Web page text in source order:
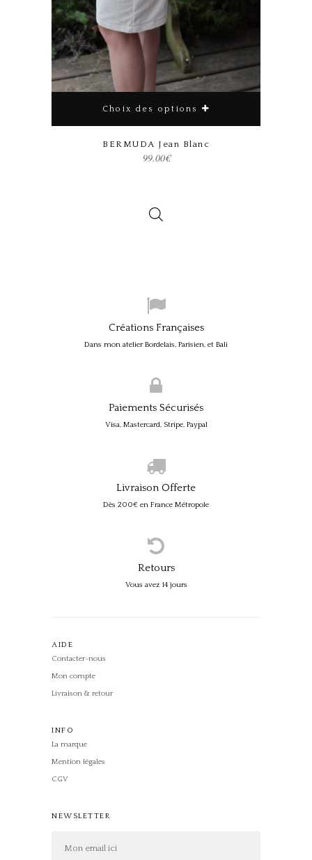
Choix des options
Ce produit a plusieurs variations. Les options peuvent être choisies sur la page du produit
BERMUDA Jean Blanc
99.00€
Créations Françaises
Dans mon atelier Bordelais, Parisien, et Bali
Paiements Sécurisés
Visa, Mastercard, Stripe, Paypal
Livraison Offerte
Dès 200€ en France Métropole
Retours
Vous avez 14 jours
AIDE
Contacter-nous
Mon compte
Livraison & retour
INFO
La marque
Mention légales
CGV
NEWSLETTER